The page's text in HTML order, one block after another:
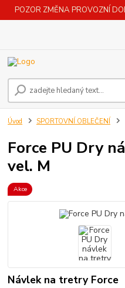
POZOR ZMĚNA PROVOZNÍ
Úvod SPORTOVNÍ OBLEČENÍ
Force PU Dry
vel. M
Akce
Návlek na tretry Force